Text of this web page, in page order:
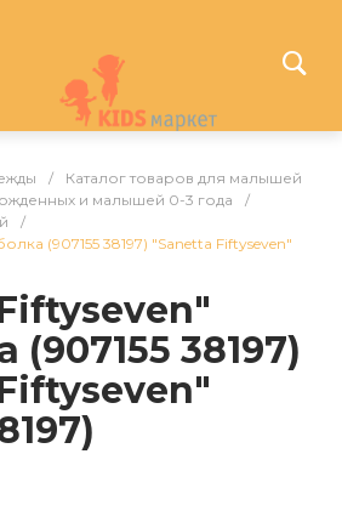
/
Каталог товаров для малышей
и малышей 0-3 года
/
/
(907155 38197) "Sanetta Fiftyseven"
(907155 38197)